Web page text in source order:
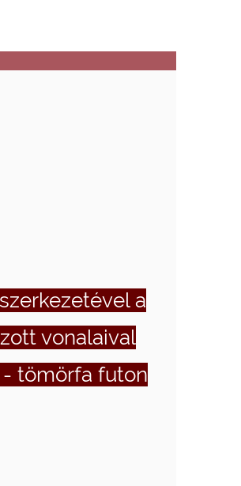
a
vonalaival
- tömörfa futon